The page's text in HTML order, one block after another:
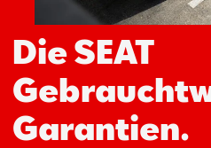
Die SEAT
Garantien.